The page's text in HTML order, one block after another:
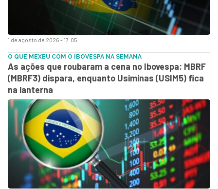
1 de agosto de 2026 - 17:05
O QUE MEXEU COM O IBOVESPA NA SEMANA
As ações que roubaram a cena no Ibovespa: MBRF
(MBRF3) dispara, enquanto Usiminas (USIM5) fica
na lanterna